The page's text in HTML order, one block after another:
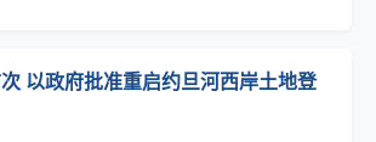
以政府批准重启约旦河西岸土地登